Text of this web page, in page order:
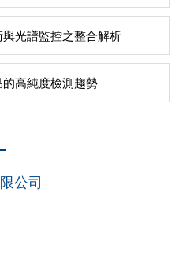
光譜監控之整合解析
高純度檢測趨勢
公司